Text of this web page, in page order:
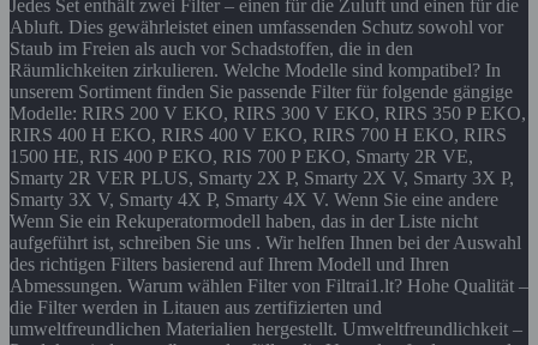
Jedes Set enthält zwei Filter – einen für die Zuluft und einen für die
Abluft. Dies gewährleistet einen umfassenden Schutz sowohl vor
Staub im Freien als auch vor Schadstoffen, die in den
Räumlichkeiten zirkulieren. Welche Modelle sind kompatibel? In
unserem Sortiment finden Sie passende Filter für folgende gängige
Modelle: RIRS 200 V EKO, RIRS 300 V EKO, RIRS 350 P EKO,
RIRS 400 H EKO, RIRS 400 V EKO, RIRS 700 H EKO, RIRS
1500 HE, RIS 400 P EKO, RIS 700 P EKO, Smarty 2R VE,
Smarty 2R VER PLUS, Smarty 2X P, Smarty 2X V, Smarty 3X P,
Smarty 3X V, Smarty 4X P, Smarty 4X V. Wenn Sie eine andere
Wenn Sie ein Rekuperatormodell haben, das in der Liste nicht
aufgeführt ist, schreiben Sie uns . Wir helfen Ihnen bei der Auswahl
des richtigen Filters basierend auf Ihrem Modell und Ihren
Abmessungen. Warum wählen Filter von Filtrai1.lt? Hohe Qualität –
die Filter werden in Litauen aus zertifizierten und
umweltfreundlichen Materialien hergestellt. Umweltfreundlichkeit –